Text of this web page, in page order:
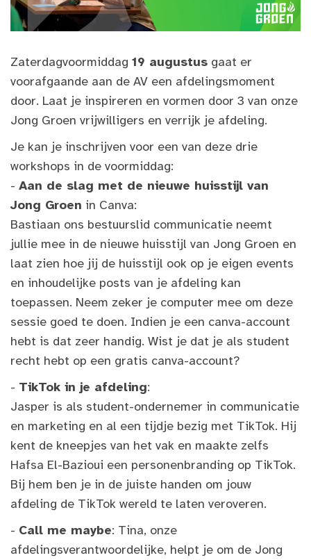
Zaterdagvoormiddag 19 augustus gaat er
voorafgaande aan de AV een afdelingsmoment
door. Laat je inspireren en vormen door 3 van onze
Jong Groen vrijwilligers en verrijk je afdeling.
Je kan je inschrijven voor een van deze drie
workshops in de voormiddag:
- Aan de slag met de nieuwe huisstijl van
Jong Groen in Canva:
Bastiaan ons bestuurslid communicatie neemt
jullie mee in de nieuwe huisstijl van Jong Groen en
laat zien hoe jij de huisstijl ook op je eigen events
en inhoudelijke posts van je afdeling kan
toepassen. Neem zeker je computer mee om deze
sessie goed te doen. Indien je een canva-account
hebt is dat zeer handig. Wist je dat je als student
recht hebt op een gratis canva-account?
- TikTok in je afdeling:
Jasper is als student-ondernemer in communicatie
en marketing en al een tijdje bezig met TikTok. Hij
kent de kneepjes van het vak en maakte zelfs
Hafsa El-Bazioui een personenbranding op TikTok.
Bij hem ben je in de juiste handen om jouw
afdeling de TikTok wereld te laten veroveren.
- Call me maybe: Tina, onze
afdelingsverantwoordelijke, helpt je om de Jong